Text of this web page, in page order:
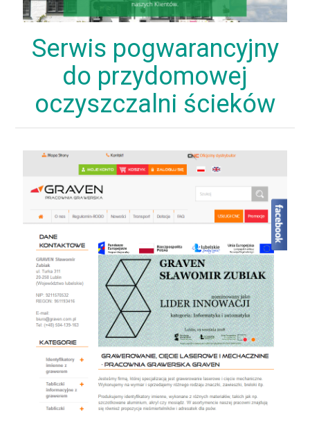
Serwis pogwarancyjny
do przydomowej
oczyszczalni ścieków